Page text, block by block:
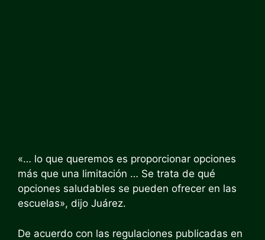
«… lo que queremos es proporcionar opciones
más que una limitación … Se trata de qué
opciones saludables se pueden ofrecer en las
escuelas», dijo Juárez.
De acuerdo con las regulaciones publicadas en